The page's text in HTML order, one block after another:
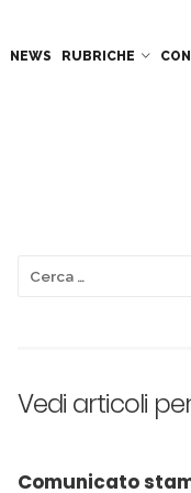
NEWS RUBRICHE
Vedi articoli
Comunicato